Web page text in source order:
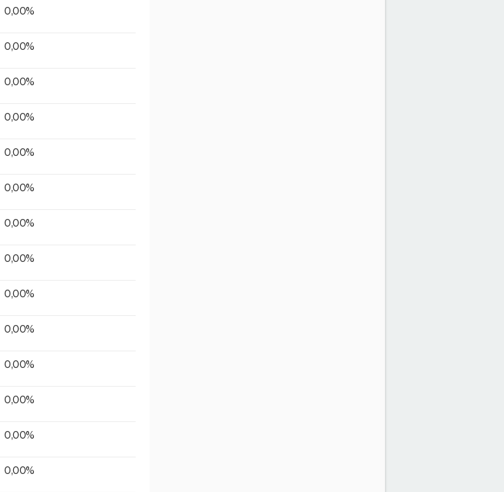
0,00%
0,00%
0,00%
0,00%
0,00%
0,00%
0,00%
0,00%
0,00%
0,00%
0,00%
0,00%
0,00%
0,00%